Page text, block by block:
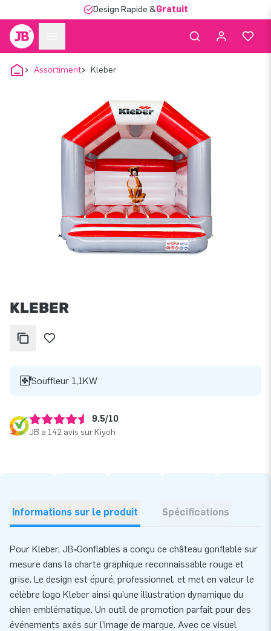
Design Rapide &Gratuit
Assortiment Kleber
KLEBER
Souffleur 1,1KW
9.5/10
JB a 142 avis sur Kiyoh
Informations sur le produit Spécifications
Pour Kleber, JB‑Gonflables a conçu ce château gonflable sur
mesure dans la charte graphique reconnaissable rouge et
grise. Le design est épuré, professionnel, et met en valeur le
célèbre logo Kleber ainsi qu’une illustration dynamique du
chien emblématique. Un outil de promotion parfait pour des
événements axés sur l’image de marque. Avec ce visuel